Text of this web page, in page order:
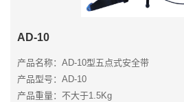
AD-10
产品名称：AD-10型五点式安全带
产品型号：AD-10
产品重量：不大于1.5Kg